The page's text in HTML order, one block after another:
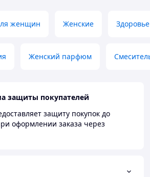
женщин Женские Здоровье
Женский парфюм
защиты покупателей
защиту покупок до
оформлении заказа через